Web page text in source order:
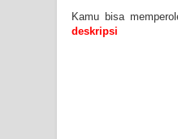
Kamu bisa
deskripsi